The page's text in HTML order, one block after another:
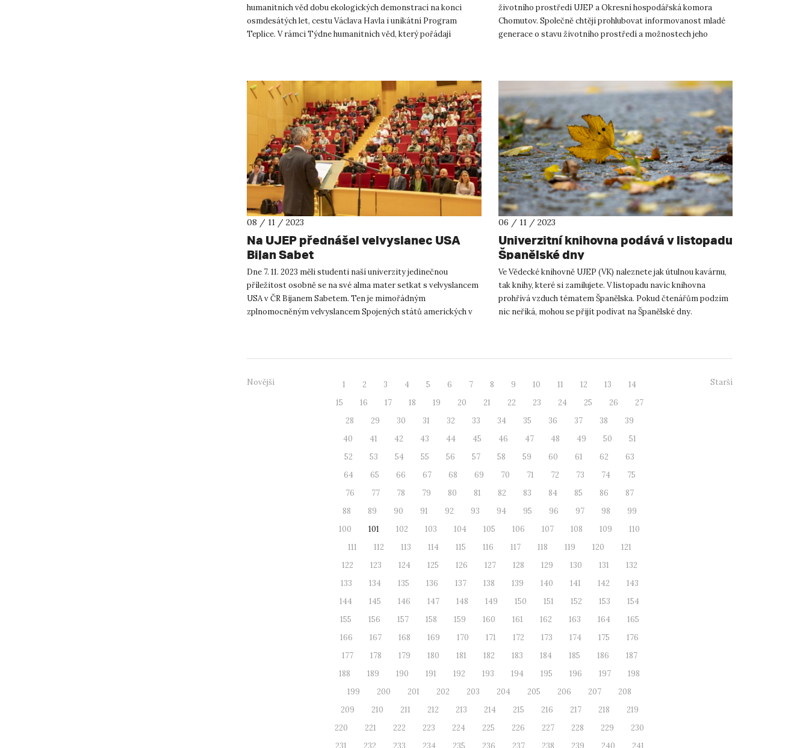
humanitních věd dobu ekologických demonstrací na konci
osmdesátých let, cestu Václava Havla i unikátní Program
Teplice. V rámci Týdne humanitních věd, který pořádají
životního prostředí UJEP a Okresní hospodářská komora
Chomutov. Společně chtějí prohlubovat informovanost mladé
generace o stavu životního prostředí a možnostech jeho
08 / 11 / 2023
Na UJEP přednášel velvyslanec USA
Bijan Sabet
Dne 7. 11. 2023 měli studenti naší univerzity jedinečnou
příležitost osobně se na své alma mater setkat s velvyslancem
USA v ČR Bijanem Sabetem. Ten je mimořádným
zplnomocněným velvyslancem Spojených států amerických v
06 / 11 / 2023
Univerzitní knihovna podává v listopadu
Španělské dny
Ve Vědecké knihovně UJEP (VK) naleznete jak útulnou kavárnu,
tak knihy, které si zamilujete. V listopadu navíc knihovna
prohřívá vzduch tématem Španělska. Pokud čtenářům podzim
nic neříká, mohou se přijít podívat na Španělské dny.
Novější 1 2 3 4 5 6 7 8 9 10 11 12 13
14
15
16 17 18 19 20 21 22 23 24 25 26
27
28
29 30 31 32 33 34 35 36 37 38
39
40
41 42 43 44 45 46 47 48 49 50
51
52
53 54 55 56 57 58 59 60 61 62
63
64
65 66 67 68 69 70 71 72 73 74
75
76
77 78 79 80 81 82 83 84 85 86
87
88
89 90 91 92 93 94 95 96 97 98
99
100
101 102 103 104 105 106 107 108 109
110
111
112 113 114 115 116 117 118 119 120
121
122
123 124 125 126 127 128 129 130 131
132
133
134 135 136 137 138 139 140 141 142
143
144
145 146 147 148 149 150 151 152 153
154
155
156 157 158 159 160 161 162 163 164
165
166
167 168 169 170 171 172 173 174 175
176
177
178 179 180 181 182 183 184 185 186
187
188
189 190 191 192 193 194 195 196 197
198
199
200 201 202 203 204 205 206 207
208
209
210 211 212 213 214 215 216 217 218
219
220
221 222 223 224 225 226 227 228 229
230
Starší